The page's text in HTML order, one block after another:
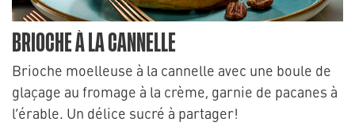
BRIOCHE À LA CANNELLE
Brioche moelleuse à la cannelle avec une boule de
glaçage au fromage à la crème, garnie de pacanes à
l’érable. Un délice sucré à partager!